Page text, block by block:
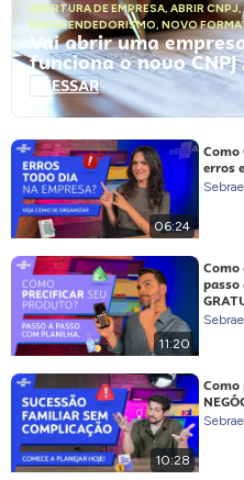
ABERTURA DE EMPRESA, ABRIR CNPJ,
EMPREENDEDORISMO, NOVO
Vai abrir uma
funciona o novo
ACESSAR
06:24
Como
erros
11:20
Como
10:28
Como